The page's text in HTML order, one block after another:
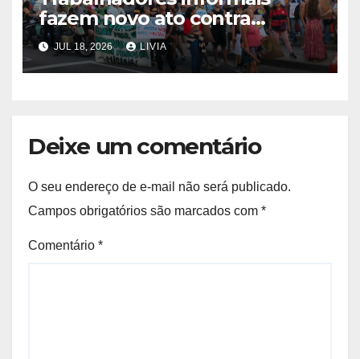
fazem novo ato contra
programa Tolerância Zero
JUL 18, 2026 LIVIA
Deixe um comentário
O seu endereço de e-mail não será publicado.
Campos obrigatórios são marcados com *
Comentário *